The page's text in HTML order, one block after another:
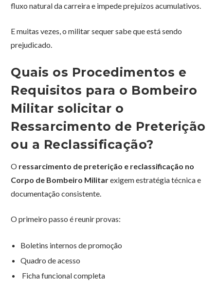
fluxo natural da carreira e impede prejuízos acumulativos.
E muitas vezes, o militar sequer sabe que está sendo
prejudicado.
Quais os Procedimentos e
Requisitos para o Bombeiro
Militar solicitar o
Ressarcimento de Preterição
ou a Reclassificação?
O ressarcimento de preterição e reclassificação no
Corpo de Bombeiro Militarexigem estratégia técnica e
documentação consistente.
O primeiro passo é reunir provas:
Boletins internos de promoção
Quadro de acesso
Ficha funcional completa